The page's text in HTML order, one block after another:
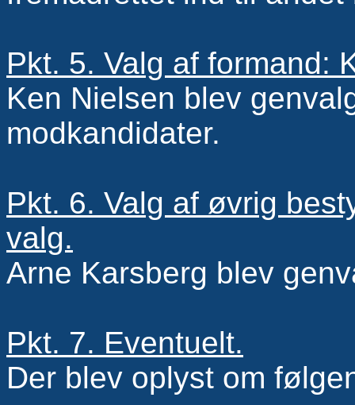
Pkt. 5. Valg af formand:
Ken Nielsen blev
modkandidater.
Pkt. 6. Valg af øvrig
valg.
Arne Karsberg blev
Pkt. 7. Eventuelt.
Der blev oplyst om